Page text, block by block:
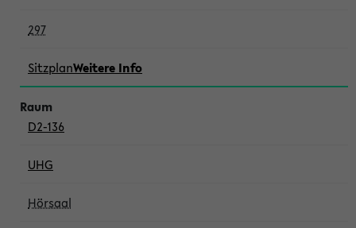
297
SitzplanWeitere Info
D2-136
UHG
Hörsaal